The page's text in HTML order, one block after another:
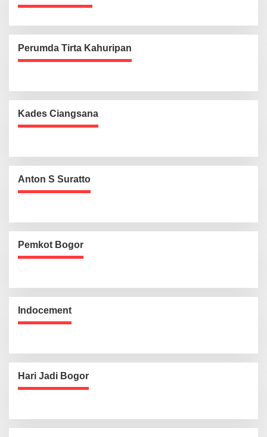
Perumda Tirta Kahuripan
Kades Ciangsana
Anton S Suratto
Pemkot Bogor
Indocement
Hari Jadi Bogor